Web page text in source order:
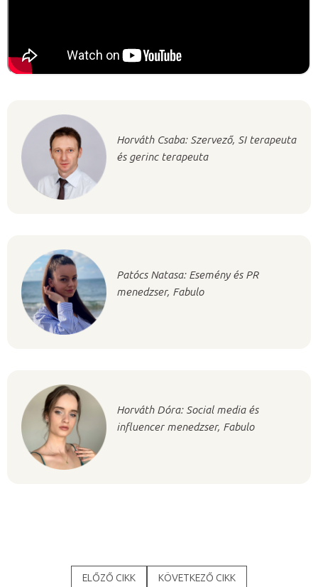
Horváth Csaba: Szervező, SI terapeuta
és gerinc terapeuta
Patócs Natasa: Esemény és PR
menedzser, Fabulo
Horváth Dóra: Social media és
influencer menedzser, Fabulo
ELŐZŐ CIKK KÖVETKEZŐ CIKK